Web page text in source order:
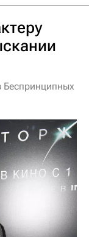
Беспринципных